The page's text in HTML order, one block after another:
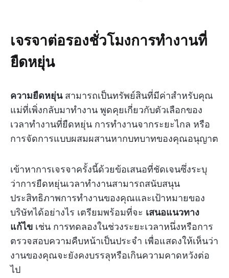
เจรจาต่อรองชั่วโมงการทำงานที่
ยืดหยุ่น
ความยืดหยุ่นสามารถเป็นทรัพย์สินที่มีค่าสำหรับคุณ
แม่ที่เพิ่งกลับมาทำงาน พูดคุยเกี่ยวกับตัวเลือกของ
เวลาทำงานที่ยืดหยุ่น การทำงานจากระยะไกล หรือ
การจัดการแบบผสมผสานหากบทบาทของคุณอนุญาต
เข้าหาการเจรจาครั้งนี้ด้วยข้อเสนอที่ชัดเจนซึ่งระบุ
ว่าการยืดหยุ่นเวลาทำงานสามารถสนับสนุน
ประสิทธิภาพการทำงานของคุณและเป้าหมายของ
บริษัทได้อย่างไร เตรียมพร้อมที่จะ เสนอแนวทาง
แก้ไข เช่น การทดลองในช่วงระยะเวลาหนึ่งหรือการ
ตรวจสอบความคืบหน้าเป็นประจำ เพื่อแสดงให้เห็นว่า
งานของคุณจะยังคงบรรลุหรือเกินความคาดหวังต่อ
ไป